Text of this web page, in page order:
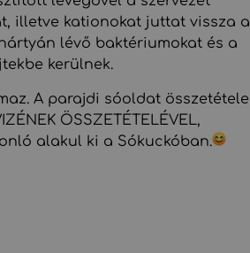
illetve kationokat juttat vissza a
lévő baktériumokat és a
kerülnek.
A parajdi sóoldat összetétele
ÖSSZETÉTELÉVEL,
alakul ki a Sókuckóban.